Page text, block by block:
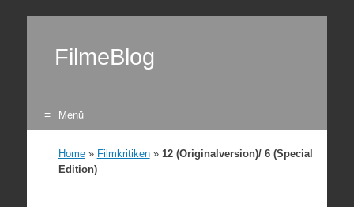
FilmeBlog
Menü
Home» Filmkritiken» 12 (Originalversion)/ 6 (Special
Edition)